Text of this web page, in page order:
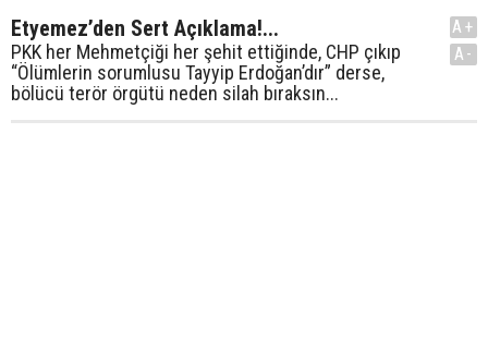
Etyemez’den Sert Açıklama!...
PKK her Mehmetçiği her şehit ettiğinde, CHP çıkıp
“Ölümlerin sorumlusu Tayyip Erdoğan’dır” derse,
bölücü terör örgütü neden silah bıraksın...
A+
A-